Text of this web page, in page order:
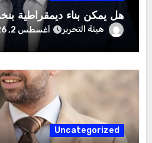
هل يمكن بناء ديمقراطية
هيئة التحرير أغسطس 2, 2026
Uncategorized